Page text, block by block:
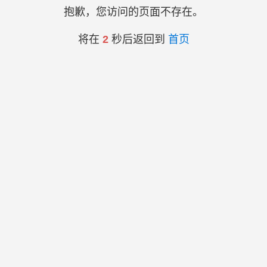
抱歉，您访问的页面不存在。
将在 2秒后返回到 首页